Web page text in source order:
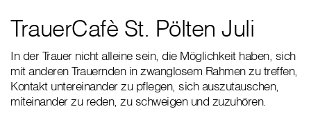
TrauerCafè St. Pölten Juli
In der Trauer nicht alleine sein, die Möglichkeit haben, sich
mit anderen Trauernden in zwanglosem Rahmen zu treffen,
Kontakt untereinander zu pflegen, sich auszutauschen,
miteinander zu reden, zu schweigen und zuzuhören.